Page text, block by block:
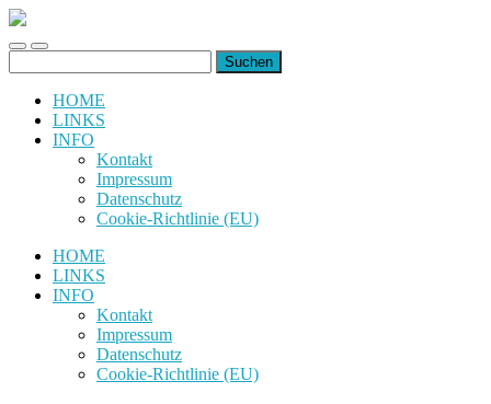
uiuiuiuiuiuiui.de
Toggle
mobile
Toggle
search
nach:
HOME
LINKS
INFO
Kontakt
Impressum
Datenschutz
Cookie-Richtlinie (EU)
HOME
LINKS
INFO
Kontakt
Impressum
Datenschutz
Cookie-Richtlinie (EU)